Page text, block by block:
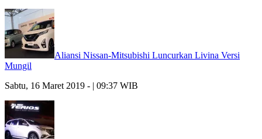
Aliansi Nissan-Mitsubishi Luncurkan Livina Versi
Mungil
Sabtu, 16 Maret 2019 - | 09:37 WIB